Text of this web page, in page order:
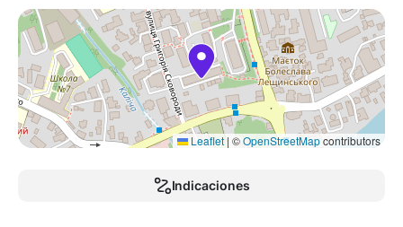
Leaflet | ©OpenStreetMapcontributors
Indicaciones